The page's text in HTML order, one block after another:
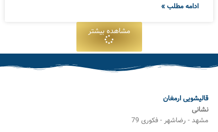
ادامه مطلب »
مشاهده بیشتر
قالیشویی ارمغان
نشانی
مشهد - رضاشهر - فکوری 79